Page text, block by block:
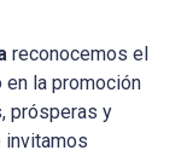
reconocemos el
la promoción
prósperas y
invitamos